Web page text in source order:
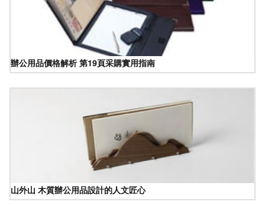
辦公用品價格解析 第19頁采購實用指南
山外山 木質辦公用品設計的人文匠心